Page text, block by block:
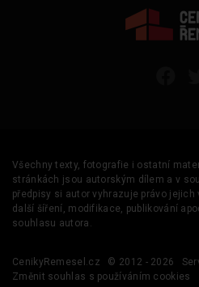
Všechny texty, fotografie i ostatní
stránkách jsou autorským dílem a v
předpisy si autor vyhrazuje právo
další šíření, modifikace, publikování
souhlasu autora.
CenikyRemesel.cz © 2012 - 2026
Změnit souhlas s používáním cookies